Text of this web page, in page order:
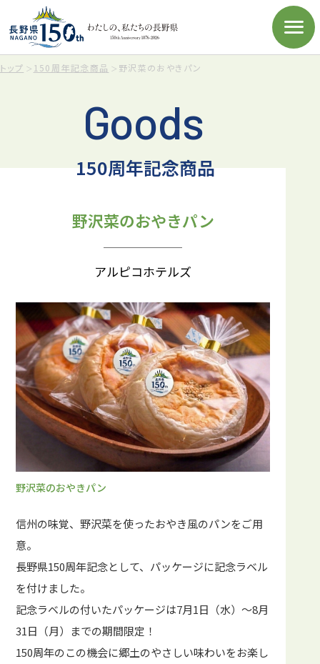
トップ 150周年記念商品 野沢菜のおやきパン
Goods
150周年記念商品
野沢菜のおやきパン
アルピコホテルズ
野沢菜のおやきパン
信州の味覚、野沢菜を使ったおやき風のパンをご用
意。
長野県150周年記念として、パッケージに記念ラベル
を付けました。
記念ラベルの付いたパッケージは7月1日（水）～8月
31日（月）までの期間限定！
150周年のこの機会に郷土のやさしい味わいをお楽し